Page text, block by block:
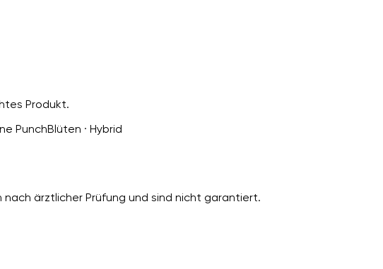
Produkt.
PunchBlüten · Hybrid
ärztlicher Prüfung und sind nicht garantiert.